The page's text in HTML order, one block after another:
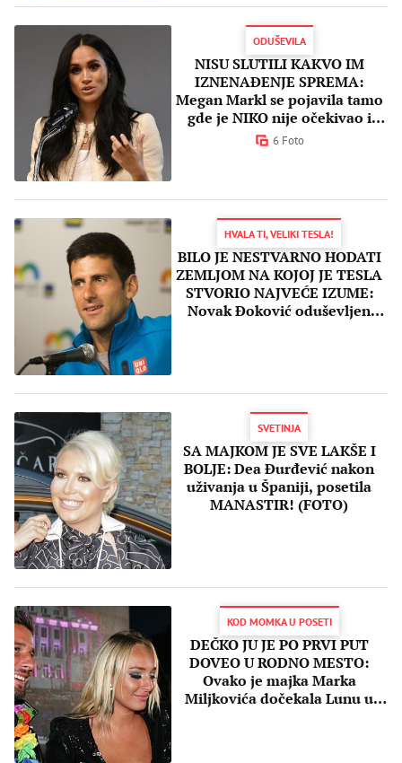
ODUŠEVILA
NISU SLUTILI KAKVO IM
IZNENAĐENJE SPREMA:
Megan Markl se pojavila tamo
gde je NIKO nije očekivao i
uputila MOĆNU poruku
6 Foto
HVALA TI, VELIKI TESLA!
BILO JE NESTVARNO HODATI
ZEMLJOM NA KOJOJ JE TESLA
STVORIO NAJVEĆE IZUME:
Novak Đoković oduševljen
SVETINJA
SA MAJKOM JE SVE LAKŠE I
BOLJE: Dea Đurđević nakon
uživanja u Španiji, posetila
MANASTIR! (FOTO)
KOD MOMKA U POSETI
DEČKO JU JE PO PRVI PUT
DOVEO U RODNO MESTO:
Ovako je majka Marka
Miljkovića dočekala Lunu u